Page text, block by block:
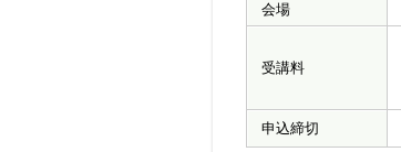
会場
受講料
申込締切